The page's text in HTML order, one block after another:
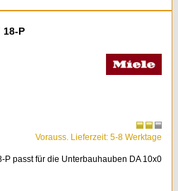
P
Vorauss. Lieferzeit: 5-8 Werktage
P passt für die Unterbauhauben DA 10x0